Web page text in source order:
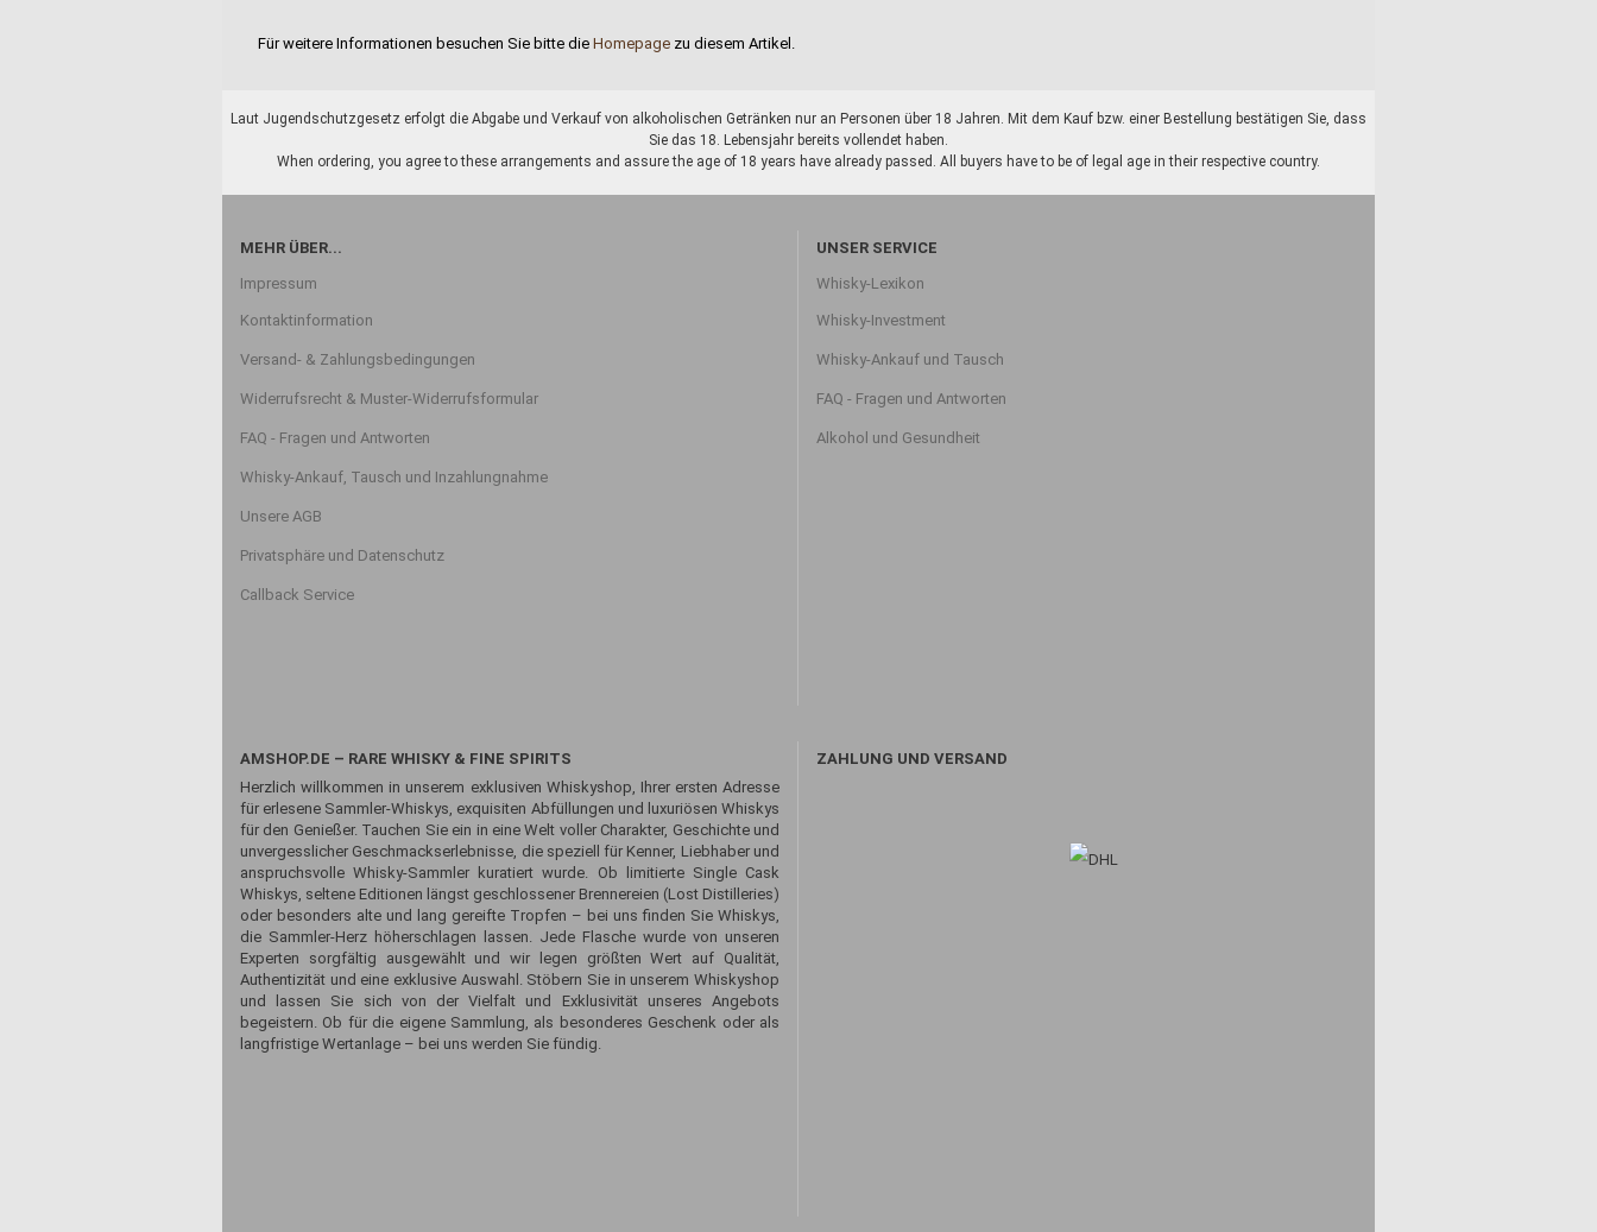
Für weitere Informationen besuchen Sie bitte die Homepage zu diesem Artikel.
Laut Jugendschutzgesetz erfolgt die Abgabe und Verkauf von alkoholischen Getränken nur an Personen über 18 Jahren. Mit dem Kauf bzw. einer Bestellung bestätigen Sie, dass
Sie das 18. Lebensjahr bereits vollendet haben.
When ordering, you agree to these arrangements and assure the age of 18 years have already passed. All buyers have to be of legal age in their respective country.
MEHR ÜBER...
Impressum
Kontaktinformation
Versand- & Zahlungsbedingungen
Widerrufsrecht & Muster-Widerrufsformular
FAQ - Fragen und Antworten
Whisky-Ankauf, Tausch und Inzahlungnahme
Unsere AGB
Privatsphäre und Datenschutz
Callback Service
UNSER SERVICE
Whisky-Lexikon
Whisky-Investment
Whisky-Ankauf und Tausch
FAQ - Fragen und Antworten
Alkohol und Gesundheit
AMSHOP.DE – RARE WHISKY & FINE SPIRITS
Herzlich willkommen in unserem exklusiven Whiskyshop, Ihrer ersten Adresse
für erlesene Sammler-Whiskys, exquisiten Abfüllungen und luxuriösen Whiskys
für den Genießer. Tauchen Sie ein in eine Welt voller Charakter, Geschichte und
unvergesslicher Geschmackserlebnisse, die speziell für Kenner, Liebhaber und
anspruchsvolle Whisky-Sammler kuratiert wurde. Ob limitierte Single Cask
Whiskys, seltene Editionen längst geschlossener Brennereien (Lost Distilleries)
oder besonders alte und lang gereifte Tropfen – bei uns finden Sie Whiskys,
die Sammler-Herz höherschlagen lassen. Jede Flasche wurde von unseren
Experten sorgfältig ausgewählt und wir legen größten Wert auf Qualität,
Authentizität und eine exklusive Auswahl. Stöbern Sie in unserem Whiskyshop
und lassen Sie sich von der Vielfalt und Exklusivität unseres Angebots
begeistern. Ob für die eigene Sammlung, als besonderes Geschenk oder als
langfristige Wertanlage – bei uns werden Sie fündig.
ZAHLUNG UND VERSAND